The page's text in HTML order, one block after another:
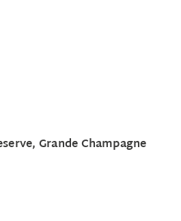
Grande Champagne